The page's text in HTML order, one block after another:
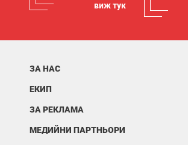
виж тук
ЗА НАС
ЕКИП
ЗА РЕКЛАМА
МЕДИЙНИ ПАРТНЬОРИ